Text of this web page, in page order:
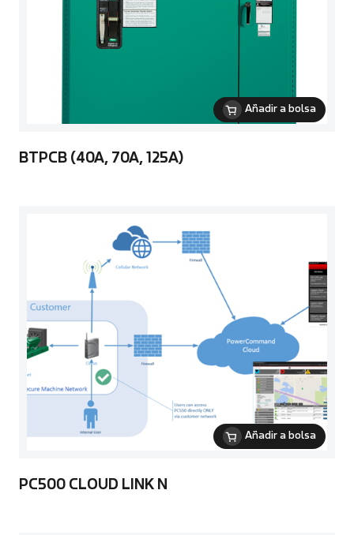
Añadir a bolsa
BTPCB (40A, 70A, 125A)
Añadir a bolsa
PC500 CLOUD LINK N